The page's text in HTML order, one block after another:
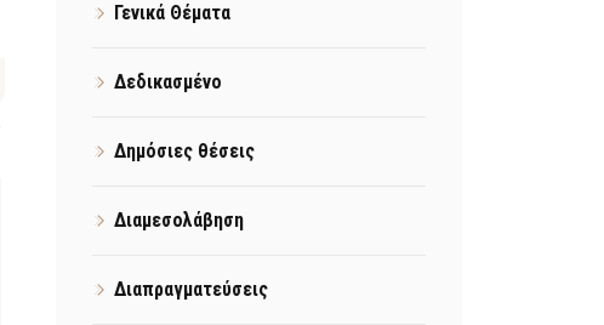
Γενικά Θέματα
Δεδικασμένο
Δημόσιες θέσεις
Διαμεσολάβηση
Διαπραγματεύσεις